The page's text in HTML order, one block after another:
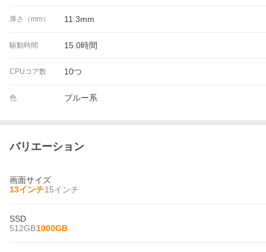
厚さ（mm） 11.3mm
駆動時間 15.0時間
CPUコア数 10つ
色 ブルー系
バリエーション
画面サイズ
13インチ15インチ
SSD
512GB1000GB